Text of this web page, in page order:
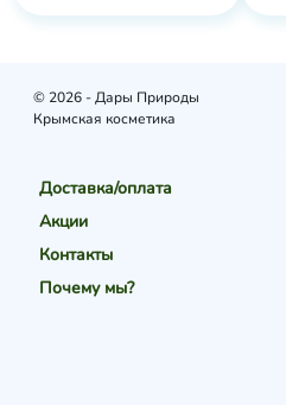
© 2026 - Дары Природы
Крымская косметика
Доставка/оплата
Акции
Контакты
Почему мы?